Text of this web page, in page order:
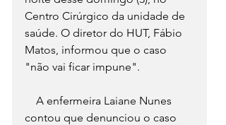
Centro Cirúrgico da unidade de
saúde. O diretor do HUT, Fábio
Matos, informou que o caso
"não vai ficar impune".
contou que denunciou o caso